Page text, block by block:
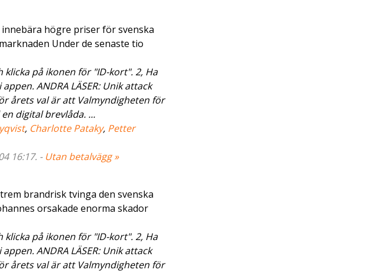
högre priser för svenska
Under de senaste tio
klicka på ikonen för "ID-kort". 2, Ha
ANDRA LÄSER: Unik attack
årets val är att Valmyndigheten för
digital brevlåda. ...
, Charlotte Pataky, Petter
16:17. - Utan betalvägg »
brandrisk tvinga den svenska
orsakade enorma skador
klicka på ikonen för "ID-kort". 2, Ha
ANDRA LÄSER: Unik attack
årets val är att Valmyndigheten för